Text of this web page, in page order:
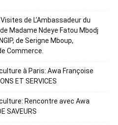
de L’Ambassadeur du
Madame Ndeye Fatou Mbodj
de Serigne Mboup,
Commerce.
à Paris: Awa Françoise
ET SERVICES
Rencontre avec Awa
SAVEURS